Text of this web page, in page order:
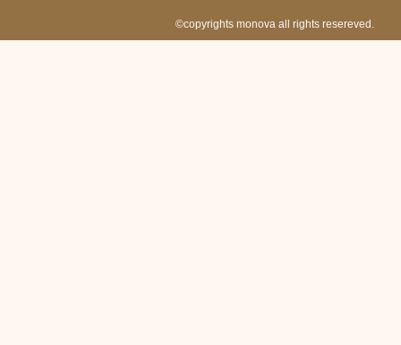
©copyrights monova all rights resereved.